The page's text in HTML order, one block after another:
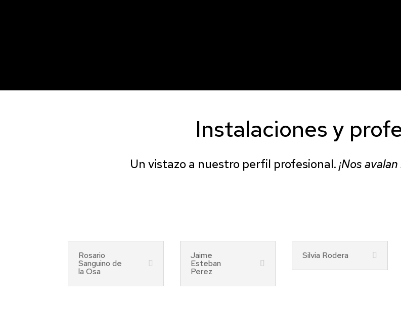
Instalaciones y
Un vistazo a nuestro perfil profesional. ¡Nos
Rosario
Sanguino de
la Osa
Jaime
Esteban
Perez
Silvia Rodera